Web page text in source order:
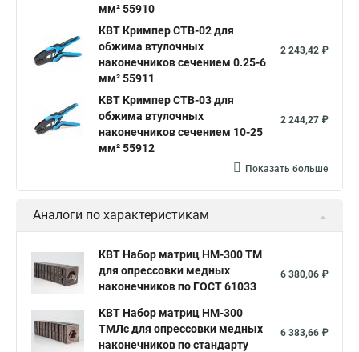
мм² 55910
КВТ Кримпер CTB-02 для
обжима втулочных
наконечников сечением 0.25-6
мм² 55911
2 243,42 ₽
КВТ Кримпер CTB-03 для
обжима втулочных
наконечников сечением 10-25
мм² 55912
2 244,27 ₽
Показать больше
Аналоги по характеристикам
КВТ Набор матриц НМ-300 ТМ
для опрессовки медных
наконечников по ГОСТ 61033
6 380,06 ₽
КВТ Набор матриц НМ-300
ТМЛс для опрессовки медных
наконечников по стандарту
6 383,66 ₽